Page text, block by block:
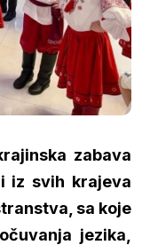
zabava
iz svih krajeva
sa koje
jezika,